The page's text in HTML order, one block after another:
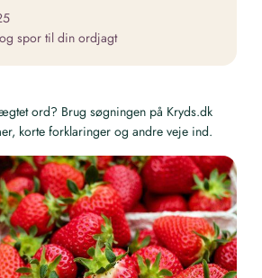
spor til din ordjagt
ord? Brug søgningen på Kryds.dk
korte forklaringer og andre veje ind.